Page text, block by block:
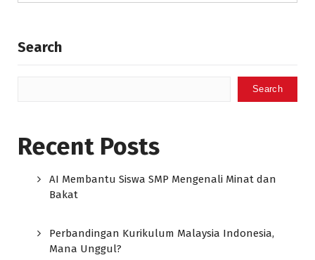
Search
Search
Recent Posts
AI Membantu Siswa SMP Mengenali Minat dan
Bakat
Perbandingan Kurikulum Malaysia Indonesia,
Mana Unggul?